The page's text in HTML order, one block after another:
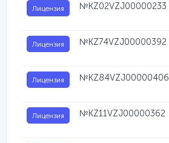
Лицензия №KZ02VZJ00000233
Лицензия №KZ74VZJ00000392
Лицензия №KZ84VZJ00000406
Лицензия №KZ11VZJ00000362